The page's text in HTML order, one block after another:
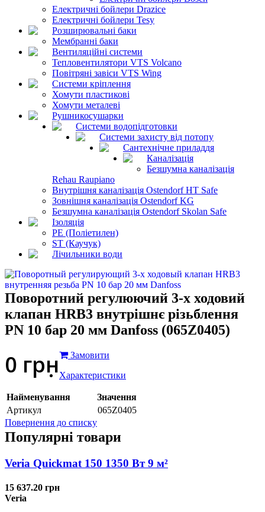
Електричні бойлери Drazice
Електричні бойлери Tesy
Розширювальні баки
Мембранні баки
Вентиляційні системи
Тепловентилятори VTS Volcano
Повітряні завіси VTS Wing
Системи кріплення
Хомути пластикові
Хомути металеві
Рушникосушарки
Системи водопідготовки
Системи захисту від потопу
Сантехнічне приладдя
Каналізація
Безшумна каналізація
Rehau Raupiano
Внутрішня каналізація Ostendorf HT Safe
Зовнішня каналізація Ostendorf KG
Безшумна каналізація Ostendorf Skolan Safe
Ізоляція
PE (Поліетилен)
ST (Каучук)
Лічильники води
Поворотний регулюючий 3-х ходовий
клапан HRB3 внутрішнє різьблення
PN 10 бар 20 мм Danfoss (065Z0405)
0 грн
Замовити
Характеристики
Найменування
Значення
Артикул
065Z0405
Повернення до списку
Популярні товари
Veria Quickmat 150 1350 Вт 9 м²
15 637.20 грн
Veria